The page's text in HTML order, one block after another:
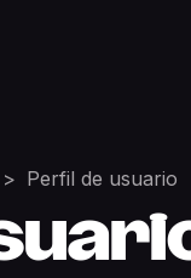
Perfil de usuario